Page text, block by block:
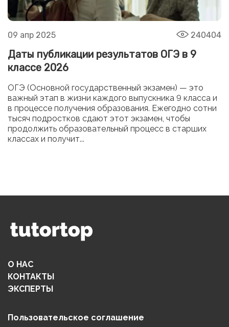
09 апр 2025 240404
Даты публикации результатов ОГЭ в 9
классе 2026
ОГЭ (Основной государственный экзамен) — это
важный этап в жизни каждого выпускника 9 класса и
в процессе получения образования. Ежегодно сотни
тысяч подростков сдают этот экзамен, чтобы
продолжить образовательный процесс в старших
классах и получит...
О НАС
КОНТАКТЫ
ЭКСПЕРТЫ
Пользовательское соглашение